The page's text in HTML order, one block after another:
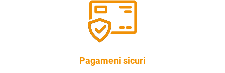
Pagameni sicuri